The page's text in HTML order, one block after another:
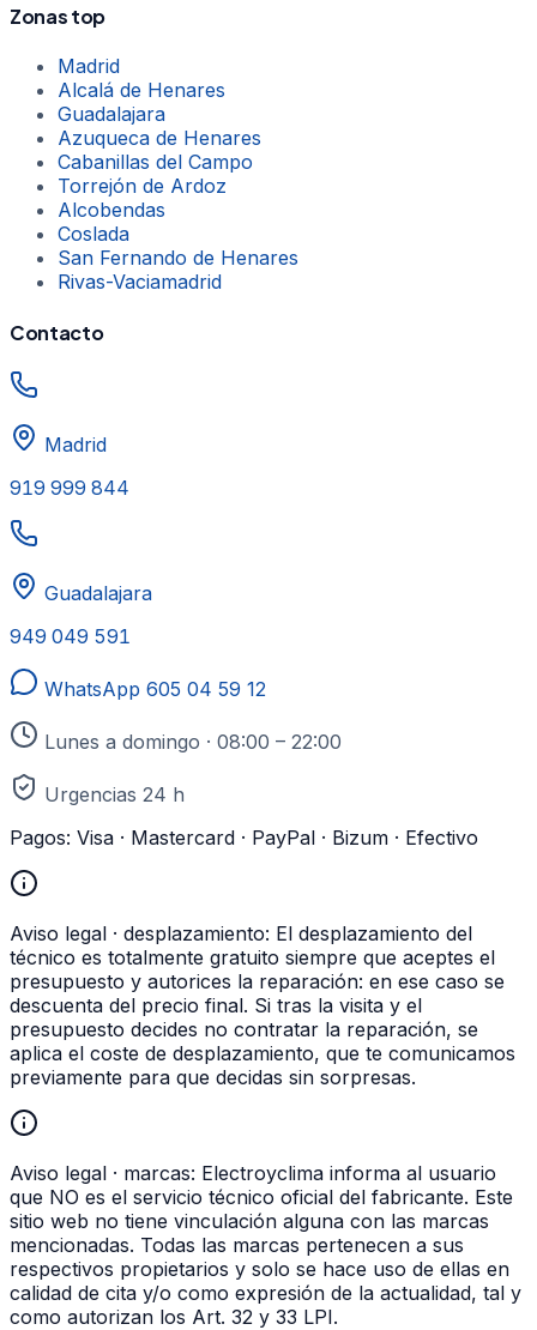
Zonas top
Madrid
Alcalá de Henares
Guadalajara
Azuqueca de Henares
Cabanillas del Campo
Torrejón de Ardoz
Alcobendas
Coslada
San Fernando de Henares
Rivas-Vaciamadrid
Contacto
Madrid
919 999 844
Guadalajara
949 049 591
WhatsApp 605 04 59 12
Lunes a domingo · 08:00 – 22:00
Urgencias 24 h
Pagos: Visa · Mastercard · PayPal · Bizum · Efectivo
Aviso legal · desplazamiento: El desplazamiento del
técnico es totalmente gratuito siempre que aceptes el
presupuesto y autorices la reparación: en ese caso se
descuenta del precio final. Si tras la visita y el
presupuesto decides no contratar la reparación, se
aplica el coste de desplazamiento, que te comunicamos
previamente para que decidas sin sorpresas.
Aviso legal · marcas: Electroyclima informa al usuario
que NO es el servicio técnico oficial del fabricante. Este
sitio web no tiene vinculación alguna con las marcas
mencionadas. Todas las marcas pertenecen a sus
respectivos propietarios y solo se hace uso de ellas en
calidad de cita y/o como expresión de la actualidad, tal y
como autorizan los Art. 32 y 33 LPI.